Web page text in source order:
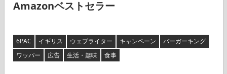
Amazonベストセラー
6PAC イギリス ウェブライター キャンペーン
バーガーキング
ワッパー
広告 生活・趣味 食事